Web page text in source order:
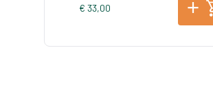
€ 33,00